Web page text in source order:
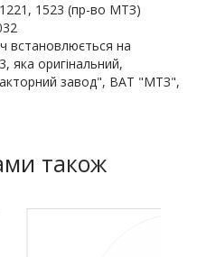
1523 (пр-во МТЗ)
встановлюється на
яка оригінальний,
завод", ВАТ "МТЗ",
також